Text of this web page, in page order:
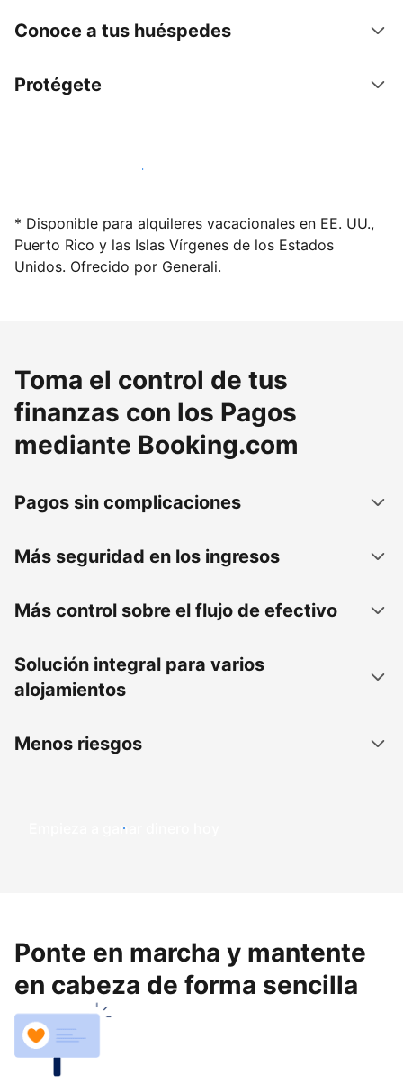
Conoce a tus huéspedes
Protégete
Alquila tu alojamiento hoy mismo
* Disponible para alquileres vacacionales en EE. UU.,
Puerto Rico y las Islas Vírgenes de los Estados
Unidos. Ofrecido por Generali.
Toma el control de tus
finanzas con los Pagos
mediante Booking.com
Pagos sin complicaciones
Más seguridad en los ingresos
Más control sobre el flujo de efectivo
Solución integral para varios
alojamientos
Menos riesgos
Empieza a ganar dinero hoy
Ponte en marcha y mantente
en cabeza de forma sencilla